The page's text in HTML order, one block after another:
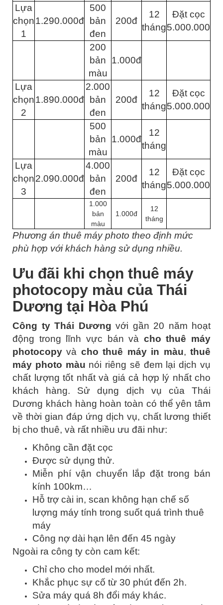
Lựa
chọn
1
1.290.000đ
500
bản
đen
200đ
12
tháng
Đặt cọc
5.000.000
200
bản
màu
1.000đ
Lựa
chọn
2
1.890.000đ
2.000
bản
đen
200đ
12
tháng
Đặt cọc
5.000.000
500
bản
màu
1.000đ
12
tháng
Lựa
chọn
3
2.090.000đ
4.000
bản
đen
200đ
12
tháng
Đặt cọc
5.000.000
1.000
bản
màu
1.000đ
12
tháng
Phương án thuê máy photo theo định mức
phù hợp với khách hàng sử dụng nhiều.
Ưu đãi khi chọn thuê máy
photocopy màu của Thái
Dương tại Hòa Phú
Công ty Thái Dương với gần 20 năm hoạt
động trong lĩnh vực bán và cho thuê máy
photocopyvà cho thuê máy in màu,thuê
máy photo màu nói riêng sẽ đem lại dịch vụ
chất lượng tốt nhất và giá cả hợp lý nhất cho
khách hàng. Sử dụng dịch vụ của Thái
Dương khách hàng hoàn toàn có thể yên tâm
về thời gian đáp ứng dịch vụ, chất lương thiết
bị cho thuê, và rất nhiều ưu đãi như:
Không cần đặt cọc
Được sử dụng thử.
Miễn phí vận chuyển lắp đặt trong bán
kính 100km…
Hỗ trợ cài in, scan không hạn chế số
lượng máy tính trong suốt quá trình thuê
máy
Công nợ dài hạn lên đến 45 ngày
Ngoài ra công ty còn cam kết:
Chỉ cho cho model mới nhất.
Khắc phục sự cố từ 30 phút đến 2h.
Sửa máy quá 8h đổi máy khác.